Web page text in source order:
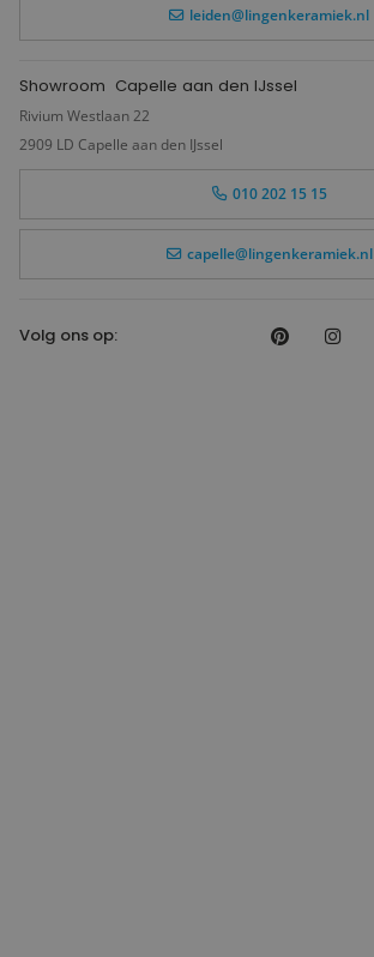
leiden@lingenkeramiek.nl
Showroom Capelle aan den IJssel
Rivium Westlaan 22
2909 LD Capelle aan den IJssel
010 202 15 15
capelle@lingenkeramiek.nl
Volg ons op: